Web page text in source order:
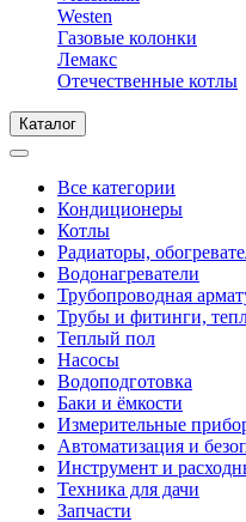
Westen
Газовые колонки
Лемакс
Отечественные котлы
Каталог
Все категории
Кондиционеры
Котлы
Радиаторы,
Водонагреватели
Трубопроводная
Трубы и фитинги,
Теплый пол
Насосы
Водоподготовка
Баки и ёмкости
Измерительные
Автоматизация и
Инструмент и
Техника для дачи
Запчасти